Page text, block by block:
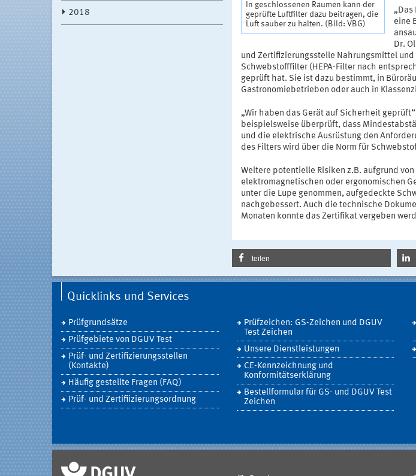
2018
In geschlossenen Räumen kann der
geprüfte Luftfilter dazu beitragen, die
Luft sauber zu halten. (Bild: VBG)
„Das
eine
Dr.
und Zertifizierungsstelle Nahrungsmittel
Schwebstofffilter (HEPA-Filter nach
geprüft hat. Sie ist dazu bestimmt, in
Gastronomiebetrieben oder auch in
„Wir haben das Gerät auf Sicherheit
beispielsweise überprüft, dass
und die elektrische Ausrüstung den
des Filters wird über die Norm für
Weitere potentielle Risiken z.B. aufgrund
elektromagnetischen oder ergonomischen
unter die Lupe genommen, aufgedeckte
nachgebessert. Auch die technische
Monaten konnte das Zertifikat vergeben
teilen
Quicklinks und Services
Prüfgrundsätze
Prüfgebiete von DGUV Test
Prüf- und Zertifizierungsstellen
(Kontakte)
Häufig gestellte Fragen (FAQ)
Prüf- und Zertifiizierungsordnung
Prüfzeichen: GS-Zeichen und DGUV
Test Zeichen
Unsere Dienstleistungen
CE-Kennzeichnung und
Konformitätserklärung
Bestellformular für GS- und DGUV Test
Zeichen